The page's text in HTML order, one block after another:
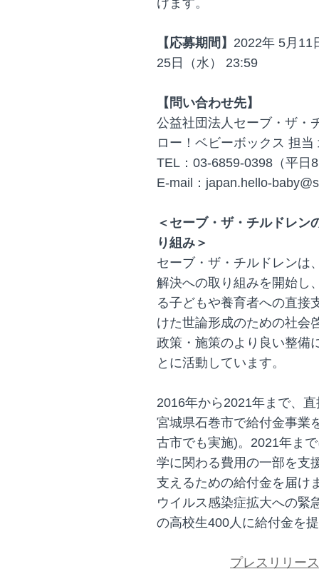
けます。
【応募期間】 2022年 5月11
25日（水） 23:59
【問い合わせ先】
公益社団法人セーブ・ザ・
ロー！ベビーボックス 担当
TEL：03-6859-0398（平日
E-mail：japan.hello-
＜セーブ・ザ・チルドレン
り組み＞
セーブ・ザ・チルドレンは
解決への取り組みを開始し
る子どもや養育者への直接
けた世論形成のための社会
政策・施策のより良い整備
とに活動しています。
2016年から2021年まで、
宮城県石巻市で給付金事業
古市でも実施)。2021年ま
学に関わる費用の一部を支
支えるための給付金を届け
ウイルス感染症拡大への緊
の高校生400人に給付金を
プレスリリー